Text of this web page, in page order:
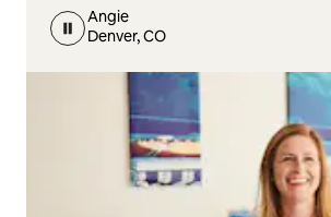
Angie
Denver, CO